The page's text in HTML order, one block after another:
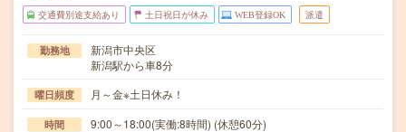
交通費別途支給あり 土日祝日が休み WEB登録OK 派遣
勤務地
新潟市中央区
新潟駅から車8分
曜日頻度 月～金※土日休み！
時間 9:00～18:00(実働:8時間) (休憩60分)